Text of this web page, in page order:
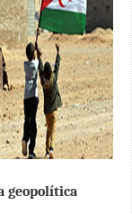
geopolítica